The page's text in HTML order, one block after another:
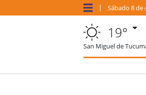
Sábado 8 de
19°
San Miguel de